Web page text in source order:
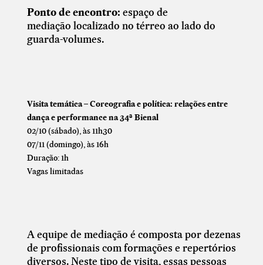
Ponto de encontro: espaço de
mediação localizado no térreo ao lado do
guarda-volumes.
Visita temática – Coreografia e política: relações entre
dança e performance na 34ª Bienal
02/10 (sábado), às 11h30
07/11 (domingo), às 16h
Duração: 1h
Vagas limitadas
A equipe de mediação é composta por dezenas
de profissionais com formações e repertórios
diversos. Neste tipo de visita, essas pessoas